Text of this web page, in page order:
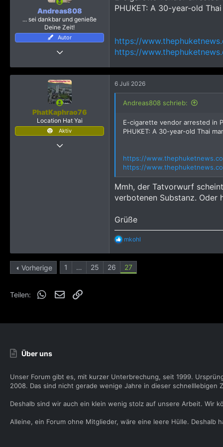
n
Andreas808
... sei dankbar und genieße
Deine Zeit!
Autor
29.843
StuttgarterUmland
PHUKET: A 30-year-old
https://
https://
PhatKaphrao76
Location Hat Yai
Aktiv
27 August 2024
6 Juli 2026
Andreas808 schrieb:
E-cigarette vendor arrested in
PHUKET: A 30-year-old Thai
https://
https://
Mmh, der Tatvorwurf
verbotenen Substanz. Oder
Grüße
R
a
k
t
mkohl
Vorherige 1 … 25 26 27
Teilen: WhatsApp
E-Mail
Über uns
Unser Forum gibt es, mit kurzer Unterbrechung, seit 1999.
2008. Das sind nicht gerade wenige Jahre in dieser schnelllebigen
Deshalb sind wir auch ein klein wenig stolz auf unsere Arbeit. Wir
Alleine, ein Forum ohne Mitglieder, wäre eine leere Hülle.